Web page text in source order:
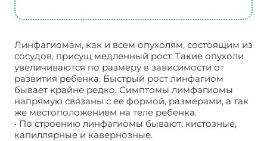
Линфагиомам, как и всем опухолям, состоящим из
сосудов, присущ медленный рост. Такие опухоли
увеличиваются по размеру в зависимости от
развития ребенка. Быстрый рост линфагиом
бывает крайне редко. Симптомы лимфагиомы
напрямую связаны с ее формой, размерами, а так
же местоположением на теле ребенка.
• По строению линфагиомы бывают: кистозные,
капиллярные и кавернозные.